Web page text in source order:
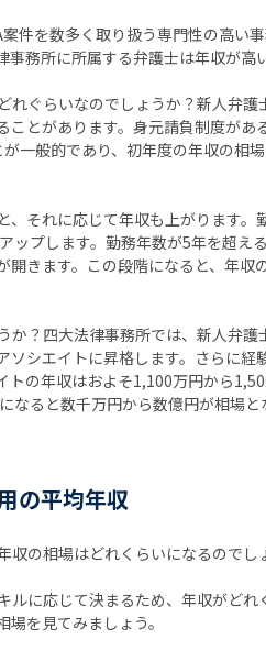
件を数多く取り扱う専門性の高い
務所に所属する弁護士は年収が高
れぐらいなのでしょうか？新人弁
とがあります。身元請負制度があ
一般的であり、初年度の年収の相
それに応じて年収も上がります。
ップします。勤務年数が5年を超え
開きます。この段階になると、年収
か？四大法律事務所では、新人弁護
ソシエイトに昇格します。さらに経
トの年収はおよそ1,100万円から
ると数千万円から数億円が相場と
の平均年収
の相場はどれくらいになるのでし
ルに応じて決まるため、年収がどれ
を見てみましょう。